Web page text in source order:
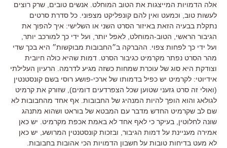
אלה הדמויות המייצגות את הטוב המוחלט. אנשים טובים, שרק רוצים
לעשות טוב, וכמעט ואין להם קונפליקט מצפוני. כל סדרת סרטים
נתקלת בבעיה הזאת באיזור הסרט השני או השלישי: איך להפוך את
הגיבור הראשי, הטוב-המוחלט, לאפל יותר, ועל ידי כך למורכב יותר,
ועל ידי כך לפחות צפוי. ההברקה ב״החבובות מבוקשות״ היא בכך שדי
מהר הסרט נפתר מקרמיט כגיבור הסרט. דמות שהיא כולה חיובית
וצודקת היא סוג של עוכרת שמחות כשזה מגיע לדרמה. הרעיון העלילתי
אידיוטי: לקרמיט יש כפיל בדמותו של ארכי-פושע רוסי בשם קונסטנטין
(ואולי זה סרט גזעני שטוען שכל הצפרדעים דומים), שזורק את קרמיט
לגולאג והוא הופך להיות המנהיג של החבובות. אף אחד מהחבובות לא
שם לב שקרמיט החדש מדבר עם המבטא של בוראט ושהוא מתנהג
שונה לחלוטין, בעיקר כי לאף אחד לא באמת אכפת מקרמיט. יש כאן
אמירה מעניינת על דמות הגיבור, ובזכות קונסטנטין המרושע, יש כאן
לא מעט בדיחות טובות על חשבון הדמויות הכי אהובות בחבובות.